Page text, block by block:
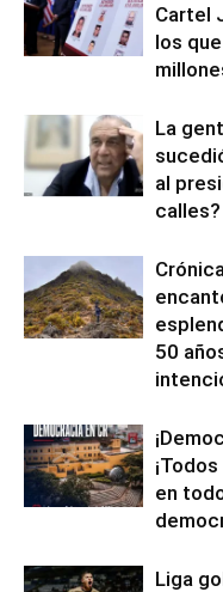
Cartel
los
La
al
50
en
Liga